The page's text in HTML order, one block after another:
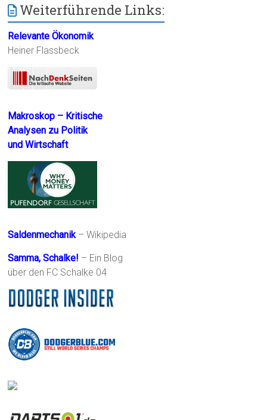
Weiterführende Links:
Relevante Ökonomik
Heiner Flassbeck
Makroskop – Kritische
Analysen zu Politik
und Wirtschaft
Saldenmechanik– Wikipedia
Samma, Schalke! – Ein Blog
über den FC Schalke 04